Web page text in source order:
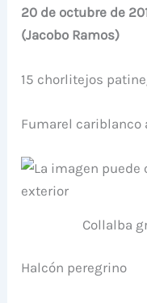
20 de octubre de
(Jacobo Ramos)
15 chorlitejos
Fumarel cariblanco
Collalba
Halcón peregrino